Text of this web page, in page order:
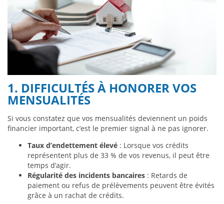
1. DIFFICULTÉS À HONORER VOS
MENSUALITÉS
Si vous constatez que vos mensualités deviennent un poids
financier important, c’est le premier signal à ne pas ignorer.
Taux d’endettement élevé : Lorsque vos crédits
représentent plus de 33 % de vos revenus, il peut être
temps d’agir.
Régularité des incidents bancaires : Retards de
paiement ou refus de prélèvements peuvent être évités
grâce à un rachat de crédits.